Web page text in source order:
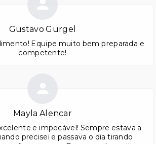
Gustavo Gurgel
Equipe muito bem preparada e
competente!
Mayla Alencar
e impecável! Sempre estava a
precisei e passava o dia tirando